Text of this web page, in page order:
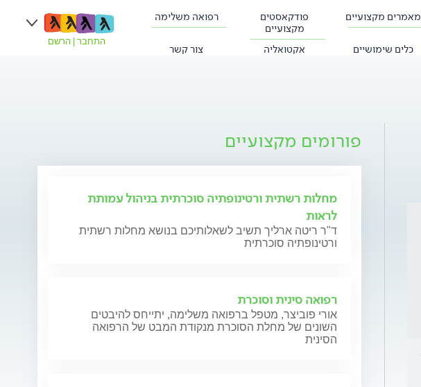
מאמרים מקצועיים
פודקאסטים
מקצועיים
רפואה משלימה
כלים שימושיים אקטואליה צור קשר
התחבר הרשם
פורומים מקצועיים
מחלות רשתית ורטינופתיה סוכרתית בניהול עמותת
לראות
ד"ר ריטה ארליך תשיב לשאלותיכם בנושא מחלות רשתית
ורטינופתיה סוכרתית
רפואה סינית וסוכרת
אורי פוביצר, מטפל ברפואה משלימה, יתייחס להיבטים
השונים של מחלת הסוכרת מנקודת המבט של הרפואה
הסינית